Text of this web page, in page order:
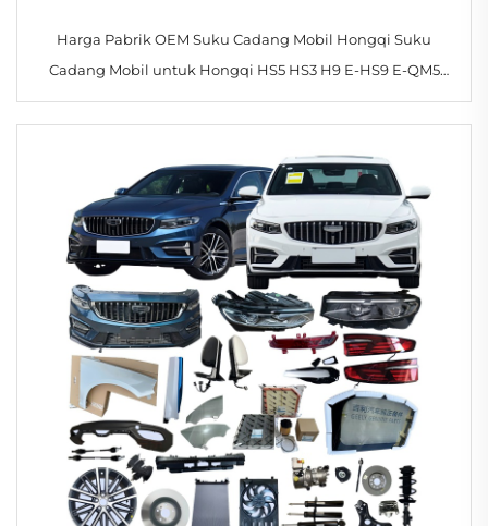
Harga Pabrik OEM Suku Cadang Mobil Hongqi Suku
Cadang Mobil untuk Hongqi HS5 HS3 H9 E-HS9 E-QM5
EQM5 Aksesoris Tersedia Stok